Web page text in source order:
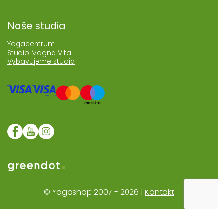
Naše studia
Yogacentrum
Studio Magna Vita
Vybavujeme studia
Web realozoval Greendot
© Yogashop 2007 - 2026 | Kontakt